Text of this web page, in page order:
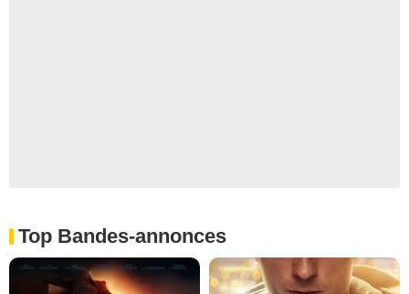
Top Bandes-annonces